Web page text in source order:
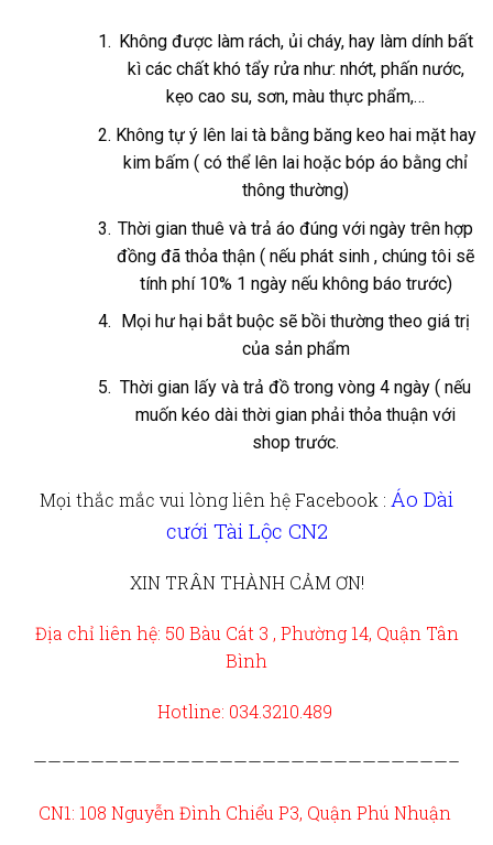
Không được làm rách, ủi cháy, hay làm dính bất
kì các chất khó tẩy rửa như: nhớt, phấn nước,
kẹo cao su, sơn, màu thực phẩm,…
Không tự ý lên lai tà bằng băng keo hai mặt hay
kim bấm ( có thể lên lai hoặc bóp áo bằng chỉ
thông thường)
Thời gian thuê và trả áo đúng với ngày trên hợp
đồng đã thỏa thận ( nếu phát sinh , chúng tôi sẽ
tính phí 10% 1 ngày nếu không báo trước)
Mọi hư hại bắt buộc sẽ bồi thường theo giá trị
của sản phẩm
Thời gian lấy và trả đồ trong vòng 4 ngày ( nếu
muốn kéo dài thời gian phải thỏa thuận với
shop trước.
Mọi thắc mắc vui lòng liên hệFacebook : Áo Dài
cưới Tài Lộc CN2
XIN TRÂN THÀNH CẢM ƠN!
Địa chỉ liên hệ: 50 Bàu Cát 3 , Phường 14, Quận Tân
Bình
Hotline: 034.3210.489
—————————————————————————————–
CN1: 108 Nguyễn Đình Chiểu P3, Quận Phú Nhuận